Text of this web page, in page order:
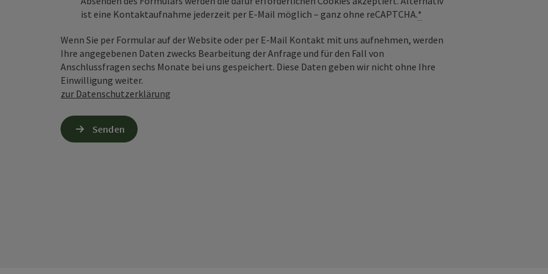
ist eine Kontaktaufnahme jederzeit per E-Mail möglich – ganz ohne reCAPTCHA.*
Wenn Sie per Formular auf der Website oder per E-Mail Kontakt mit uns aufnehmen, werden
Ihre angegebenen Daten zwecks Bearbeitung der Anfrage und für den Fall von
Anschlussfragen sechs Monate bei uns gespeichert. Diese Daten geben wir nicht ohne Ihre
Einwilligung weiter.
zur Datenschutzerklärung
Senden